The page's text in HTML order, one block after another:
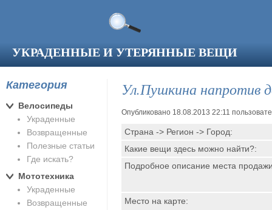
УКРАДЕННЫЕ И УТЕРЯННЫЕ ВЕЩИ
Ул.Пушкина напротив
Опубликовано 18.08.2013 22:11
Страна -> Регион -> Город:
Какие вещи здесь можно найти?:
Подробное описание места
Место на карте:
Категория
Велосипеды
Украденные
Возвращенные
Полезные статьи
Где искать?
Мототехника
Украденные
Возвращенные